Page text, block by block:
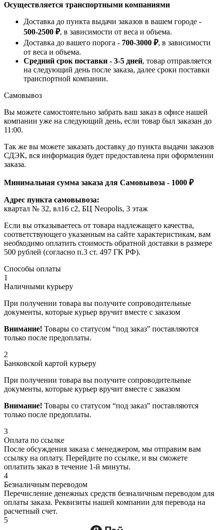
Осуществляется транспортными компаниями
Доставка до пункта выдачи заказов в вашем городе -
500-2500 ₽, в зависимости от веса и объема.
Доставка до вашего порога - 700-3000 ₽, в зависимости
от веса и объема.
Средний срок поставки - 3-5 дней, товар отправляется
на следующий день после заказа, далее сроки поставки
транспортной компании.
Самовывоз
Вы можете самостоятельно забрать ваш заказ в офисе нашей
компании уже на следующий день, если товар был заказан до
11:00.
Так же вы можете заказать доставку до пункта выдачи заказов
СДЭК, вся информация будет предоставлена при оформлении
заказа.
Минимальная сумма заказа для Самовывоза - 1000 ₽
Адрес пункта самовывоза:
квартал № 32, вл16 с2, БЦ Neopolis, 3 этаж
Если вы отказываетесь от товара надлежащего качества,
соответствующего указанным на сайте характеристикам, вам
необходимо оплатить стоимость обратной доставки в размере
500 рублей (согласно п.3 ст. 497 ГК РФ).
Способы оплаты
1
Наличными курьеру
При получении товара вы получите сопроводительные
документы, которые курьер вручит вместе с заказом
Внимание! Товары со статусом “под заказ” поставляются
только после предоплаты.
2
Банковской картой курьеру
При получении товара вы получите сопроводительные
документы, которые курьер вручит вместе с заказом
Внимание! Товары со статусом “под заказ” поставляются
только после предоплаты.
3
Оплата по ссылке
После обсуждения заказа с менеджером, мы отправим вам
ссылку на оплату. Перейдите по ссылке, и вы сможете
оплатить заказ в течение 1-й минуты.
4
Безналичным переводом
Перечисление денежных средств безналичным переводом для
оплаты заказа. Реквизиты нашей компании для перевода на
расчетный счет.
5